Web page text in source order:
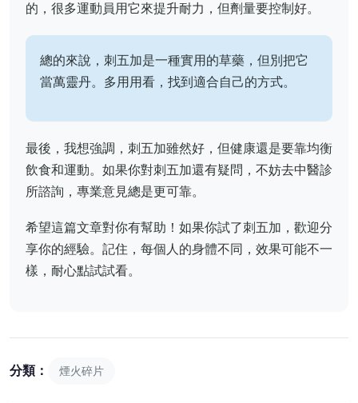
的，很多運動員用它來提升耐力，但劑量要控制好。
總的來說，刺五加是一種實用的草藥，但別把它
當萬靈丹。多用用看，找到適合自己的方式。
最後，我想強調，刺五加雖然好，但健康還是要靠均衡
飲食和運動。如果你對刺五加還有疑問，不妨去中醫診
所諮詢，專業意見總是更可靠。
希望這篇文章對你有幫助！如果你試了刺五加，歡迎分
享你的經驗。記住，每個人的身體不同，效果可能不一
樣，耐心點試試看。
分類： 煙火碎片